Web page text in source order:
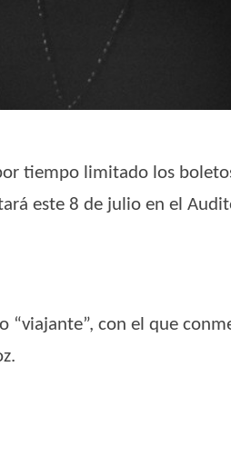
tiempo limitado los
este 8 de julio en el
“viajante”, con el que